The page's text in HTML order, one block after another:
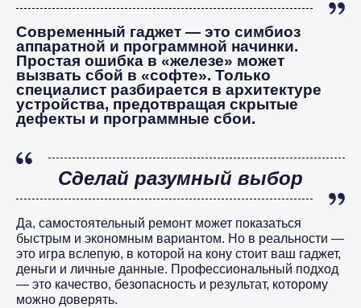
Современный гаджет — это симбиоз
аппаратной и программной начинки.
Простая ошибка в «железе» может
вызвать сбой в «софте». Только
специалист разбирается в архитектуре
устройства, предотвращая скрытые
дефекты и программные сбои.
Сделай разумный выбор
Да, самостоятельный ремонт может показаться
быстрым и экономным вариантом. Но в реальности —
это игра вслепую, в которой на кону стоит ваш гаджет,
деньги и личные данные. Профессиональный подход
— это качество, безопасность и результат, которому
можно доверять.